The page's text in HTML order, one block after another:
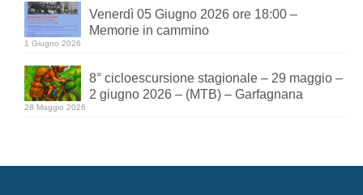
Venerdì 05 Giugno 2026 ore 18:00 –
Memorie in cammino
1 Giugno 2026
8° cicloescursione stagionale – 29 maggio –
2 giugno 2026 – (MTB) – Garfagnana
28 Maggio 2026